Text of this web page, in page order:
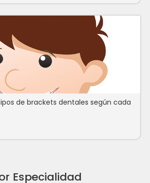
de brackets dentales según cada
Especialidad